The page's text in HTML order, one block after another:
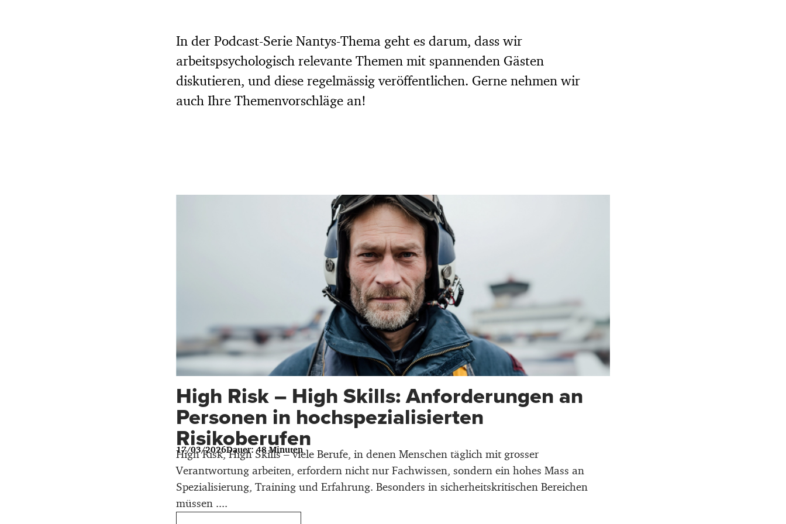
In der Podcast-Serie Nantys-Thema geht es darum, dass wir
arbeitspsychologisch relevante Themen mit spannenden Gästen
diskutieren, und diese regelmässig veröffentlichen. Gerne nehmen wir
auch Ihre Themenvorschläge an!
High Risk – High Skills: Anforderungen an
Personen in hochspezialisierten
Risikoberufen
17/03/2026Dauer: 48 Minuten
High Risk, High Skills – viele Berufe, in denen Menschen täglich mit grosser
Verantwortung arbeiten, erfordern nicht nur Fachwissen, sondern ein hohes Mass an
Spezialisierung, Training und Erfahrung. Besonders in sicherheitskritischen Bereichen
müssen ....